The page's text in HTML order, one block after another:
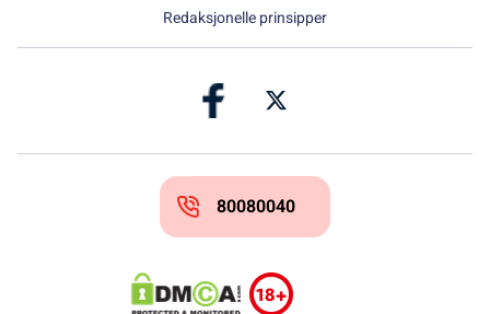
Redaksjonelle prinsipper
80080040